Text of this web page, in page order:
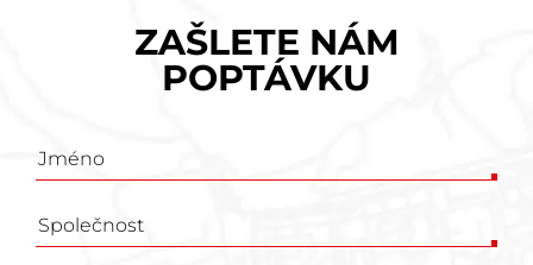
ZAŠLETE NÁM
POPTÁVKU
Poptávkový